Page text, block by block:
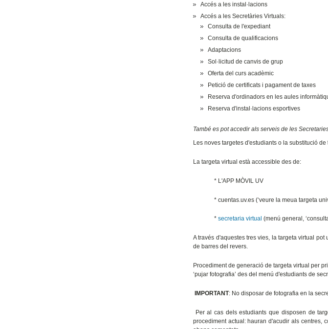
Accés a les instal·lacions
Accés a les Secretàries Virtuals:
Consulta de l'expediant
Consulta de qualificacions
Adaptacions
Sol·licitud de canvis de grup
Oferta del curs acadèmic
Petició de certificats i pagament de taxes
Reserva d'ordinadors en les aules
Reserva d'instal·lacions esportives
També es pot accedir als serveis de les
Les noves targetes d'estudiants o la substitució
La targeta virtual està accessible des de:
* L'APP MÒVIL UV
* cuentas.uv.es (‘veure la meua targeta
* secretaria virtual (menú general,
A través d'aquestes tres vies, la targeta virtual
de barres del revers.
Procediment de generació de targeta virtual per
‘pujar fotografia’ des del menú d'estudiants de
IMPORTANT: No disposar de fotografia en la
Per al cas dels estudiants que disposen de
procediment actual: hauran d'acudir als centres,